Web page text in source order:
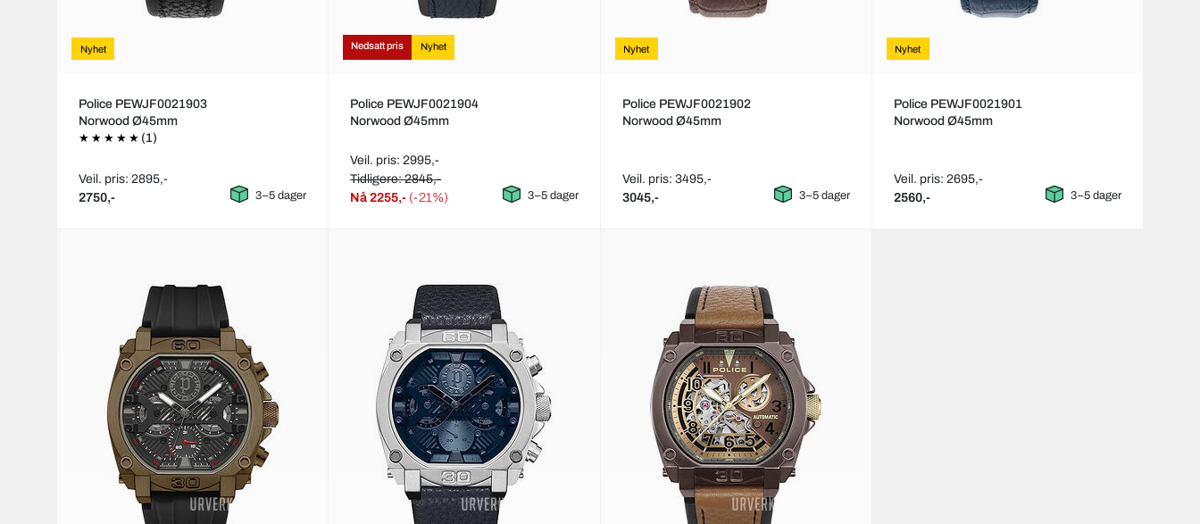
Nyhet
Police PEWJF0021903
Norwood Ø45mm
(1)
Veil. pris: 2895,-
2750,- 3–5 dager
Nedsatt pris Nyhet
Police PEWJF0021904
Norwood Ø45mm
Veil. pris: 2995,-
Tidligere: 2845,-
Nå2255,- (-21%) 3–5 dager
Nyhet
Police PEWJF0021902
Norwood Ø45mm
Veil. pris: 3495,-
3045,- 3–5 dager
Nyhet
Police PEWJF0021901
Norwood Ø45mm
Veil. pris: 2695,-
2560,- 3–5 dager